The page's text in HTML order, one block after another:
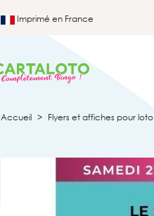
Imprimé en France
Accueil Flyers et affiches pour loto